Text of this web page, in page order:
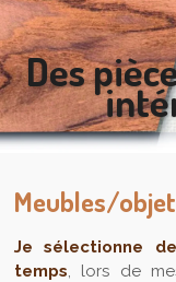
Des
Meubles/
Je sélectionne
temps, lors de